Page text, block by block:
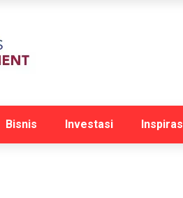
Bisnis Investasi